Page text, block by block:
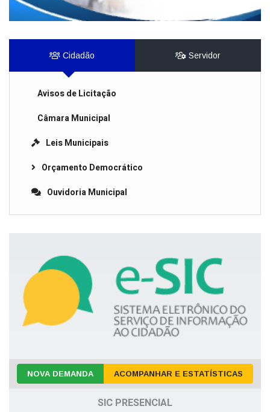
Cidadão Servidor
Avisos de Licitação
Câmara Municipal
Leis Municipais
Orçamento Democrático
Ouvidoria Municipal
NOVA DEMANDA ACOMPANHAR E ESTATÍSTICAS
SIC PRESENCIAL